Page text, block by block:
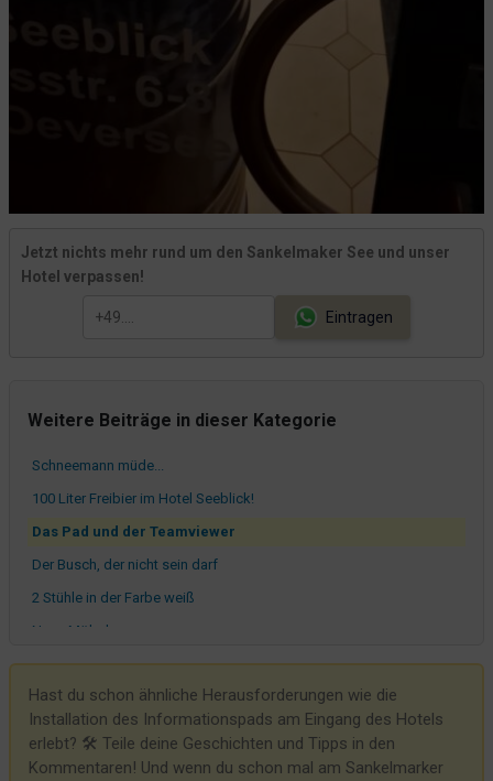
Jetzt nichts mehr rund um den Sankelmaker See und unser
Hotel verpassen!
Eintragen
Weitere Beiträge in dieser Kategorie
Schneemann müde...
100 Liter Freibier im Hotel Seeblick!
Das Pad und der Teamviewer
Der Busch, der nicht sein darf
2 Stühle in der Farbe weiß
Neue Möbel
Bitte Zimmer aufräumen / nicht stören
Dennis arbeitet auch unter Wasser
Ein bisschen Malern, ein bisschen aufbauen
Hast du schon ähnliche Herausforderungen wie die
Installation des Informationspads am Eingang des Hotels
erlebt? 🛠️ Teile deine Geschichten und Tipps in den
Kommentaren! Und wenn du schon mal am Sankelmarker